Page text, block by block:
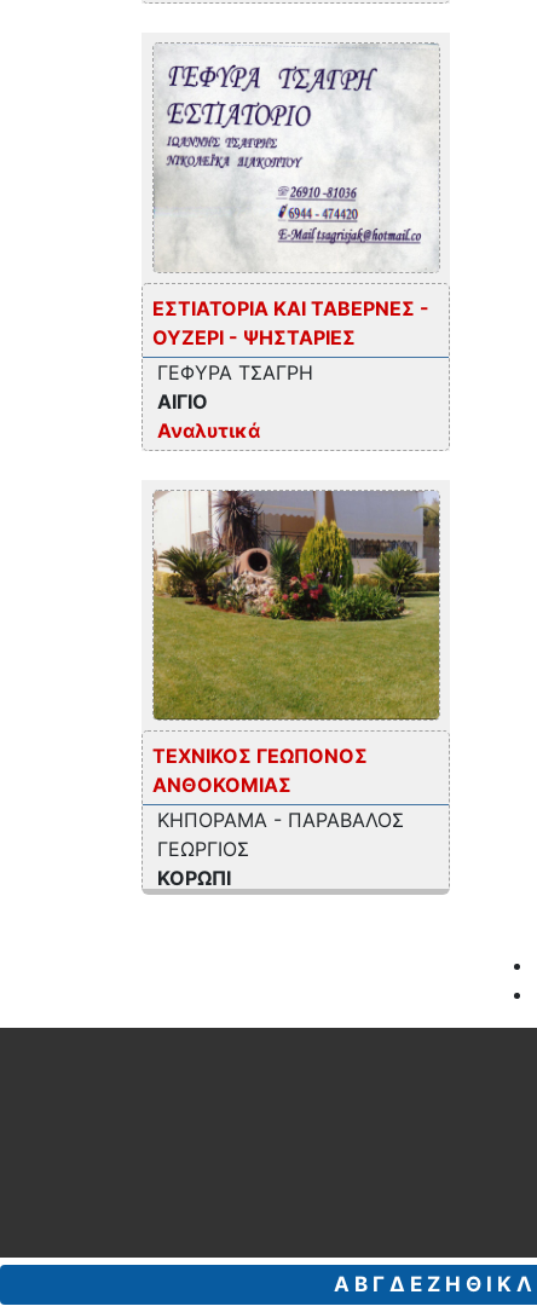
ΕΣΤΙΑΤΟΡΙΑ ΚΑΙ ΤΑΒΕΡΝΕΣ -
ΟΥΖΕΡΙ - ΨΗΣΤΑΡΙΕΣ
ΓΕΦΥΡΑ ΤΣΑΓΡΗ
ΑΙΓΙΟ
Αναλυτικά
ΤΕΧΝΙΚΟΣ ΓΕΩΠΟΝΟΣ
ΑΝΘΟΚΟΜΙΑΣ
ΚΗΠΟΡΑΜΑ - ΠΑΡΑΒΑΛΟΣ
ΓΕΩΡΓΙΟΣ
ΚΟΡΩΠΙ
ΤΡΟΦΙΜΩΝ - ΝΕΡΟΥ
ΑΣΠΙΔΑ ΤΡΙΑΝΤΑΦΥΛΛΟΥ
Α Β Γ Δ Ε Ζ Η Θ Ι Κ Λ